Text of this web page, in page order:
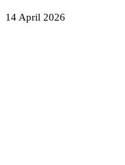
14 April 2026